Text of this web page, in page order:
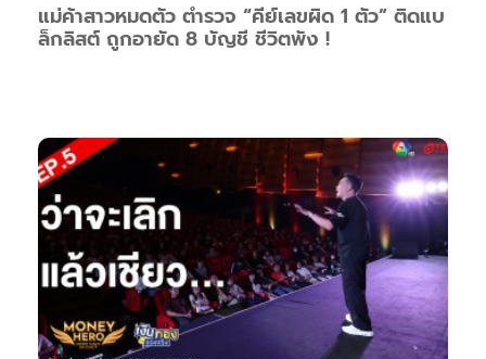
แม่ค้าสาวหมดตัว ตำรวจ “คีย์เลขผิด 1 ตัว” ติดแบ
ล็กลิสต์ ถูกอายัด 8 บัญชี ชีวิตพัง !